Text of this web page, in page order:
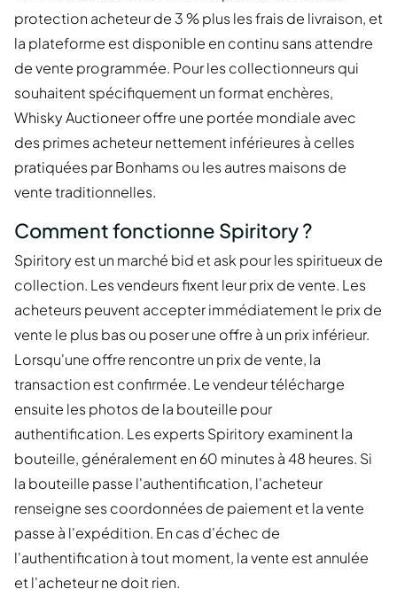
protection acheteur de 3 % plus les frais de livraison, et
la plateforme est disponible en continu sans attendre
de vente programmée. Pour les collectionneurs qui
souhaitent spécifiquement un format enchères,
Whisky Auctioneer offre une portée mondiale avec
des primes acheteur nettement inférieures à celles
pratiquées par Bonhams ou les autres maisons de
vente traditionnelles.
Comment fonctionne Spiritory ?
Spiritory est un marché bid et ask pour les spiritueux de
collection. Les vendeurs fixent leur prix de vente. Les
acheteurs peuvent accepter immédiatement le prix de
vente le plus bas ou poser une offre à un prix inférieur.
Lorsqu'une offre rencontre un prix de vente, la
transaction est confirmée. Le vendeur télécharge
ensuite les photos de la bouteille pour
authentification. Les experts Spiritory examinent la
bouteille, généralement en 60 minutes à 48 heures. Si
la bouteille passe l'authentification, l'acheteur
renseigne ses coordonnées de paiement et la vente
passe à l'expédition. En cas d'échec de
l'authentification à tout moment, la vente est annulée
et l'acheteur ne doit rien.